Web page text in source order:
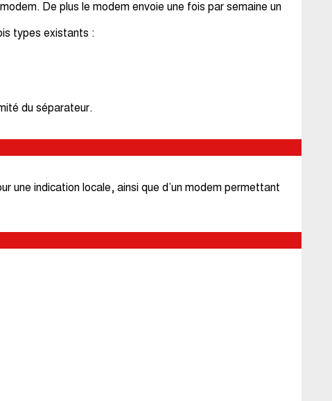
De plus le modem envoie une fois par semaine un
types existants :
du séparateur.
une indication locale, ainsi que d’un modem permettant